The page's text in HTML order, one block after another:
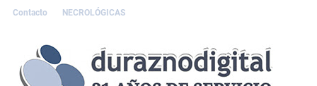
Contacto NECROLÓGICAS